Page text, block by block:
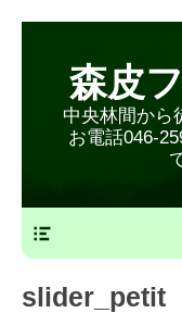
森皮
中央林間から
お電話046-
slider_petit